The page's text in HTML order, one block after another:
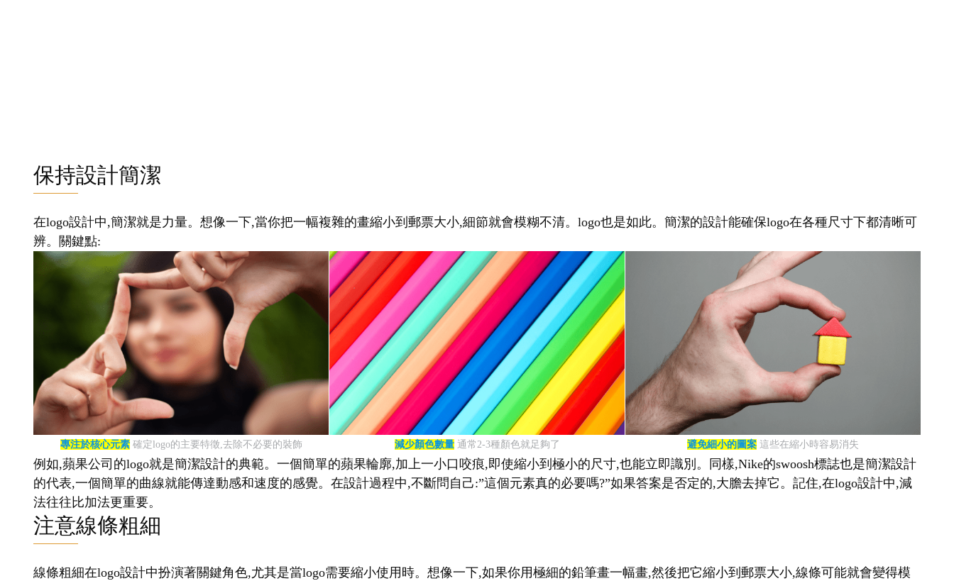
保持設計簡潔
在logo設計中,簡潔就是力量。想像一下,當你把一幅複雜的畫縮小到郵票大小,細節就會模糊不清。logo也是如此。簡潔的設計能確保logo在各種尺寸下都清晰可
辨。關鍵點:
專注於核心元素確定logo的主要特徵,去除不必要的裝飾 減少顏色數量通常2-3種顏色就足夠了 避免細小的圖案這些在縮小時容易消失
例如,蘋果公司的logo就是簡潔設計的典範。一個簡單的蘋果輪廓,加上一小口咬痕,即使縮小到極小的尺寸,也能立即識別。同樣,Nike的swoosh標誌也是簡潔設計
的代表,一個簡單的曲線就能傳達動感和速度的感覺。在設計過程中,不斷問自己:”這個元素真的必要嗎?”如果答案是否定的,大膽去掉它。記住,在logo設計中,減
法往往比加法更重要。
注意線條粗細
線條粗細在logo設計中扮演著關鍵角色,尤其是當logo需要縮小使用時。想像一下,如果你用極細的鉛筆畫一幅畫,然後把它縮小到郵票大小,線條可能就會變得模